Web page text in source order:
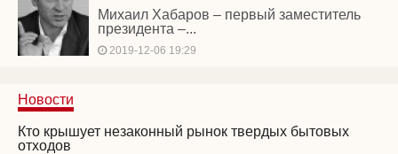
Михаил Хабаров – первый заместитель
президента –...
2019-12-06 19:29
Новости
Кто крышует незаконный рынок твердых бытовых
отходов